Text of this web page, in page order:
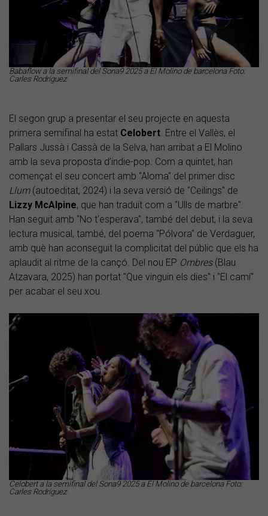
Babaflow a la semifinal del Sona9 2025 a El Molino de barcelona Foto:
Carles Rodríguez
El segon grup a presentar el seu projecte en aquesta
primera semifinal ha estat Celobert . Entre el Vallès, el
Pallars Jussà i Cassà de la Selva, han arribat a El Molino
amb la seva proposta d’indie-pop. Com a quintet, han
començat el seu concert amb "Aloma" del primer disc
Llum(autoeditat, 2024) i la seva versió de "Ceilings" de
Lizzy McAlpine, que han traduït com a "Ulls de marbre".
Han seguit amb "No t'esperava", també del debut, i la seva
lectura musical, també, del poema "Pólvora" de Verdaguer,
amb què han aconseguit la complicitat del públic que els ha
aplaudit al ritme de la cançó. Del nou EP Ombres(Blau
Atzavara, 2025) han portat "Que vinguin els dies" i "El camí"
per acabar el seu xou.
Celobert a la semifinal del Sona9 2025 a El Molino de barcelona Foto:
Carles Rodríguez